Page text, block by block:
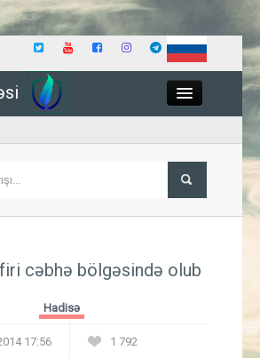
İqtisadiyyat
cəbhə bölgəsində olub
Hadisə
17:56 1 792